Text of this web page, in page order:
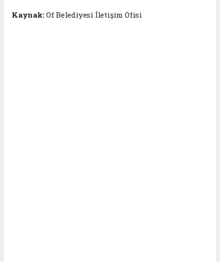
Kaynak:Of Belediyesi İletişim Ofisi